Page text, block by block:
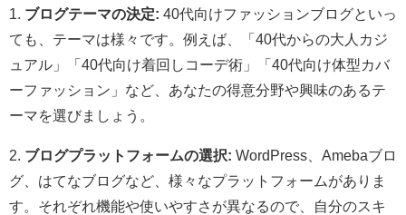
1. ブログテーマの決定: 40代向けファッションブログといっ
ても、テーマは様々です。例えば、「40代からの大人カジ
ュアル」「40代向け着回しコーデ術」「40代向け体型カバ
ーファッション」など、あなたの得意分野や興味のあるテ
ーマを選びましょう。
2. ブログプラットフォームの選択: WordPress、Amebaブロ
グ、はてなブログなど、様々なプラットフォームがありま
す。それぞれ機能や使いやすさが異なるので、自分のスキ